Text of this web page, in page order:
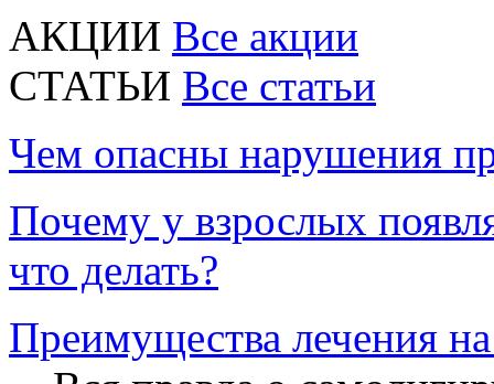
АКЦИИ Все акции
CТАТЬИ Все статьи
Чем опасны нарушения
Почему у взрослых
что делать?
Преимущества лечения